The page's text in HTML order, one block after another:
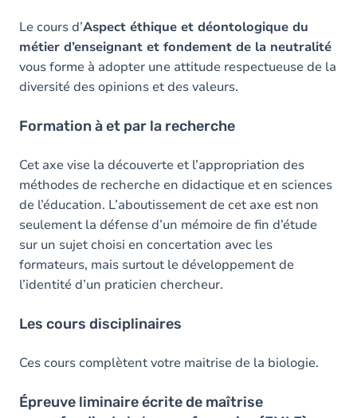
Le cours d’Aspect éthique et déontologique du
métier d’enseignant et fondement de la neutralité
vous forme à adopter une attitude respectueuse de la
diversité des opinions et des valeurs.
Formation à et par la recherche
Cet axe vise la découverte et l’appropriation des
méthodes de recherche en didactique et en sciences
de l’éducation. L’aboutissement de cet axe est non
seulement la défense d’un mémoire de fin d’étude
sur un sujet choisi en concertation avec les
formateurs, mais surtout le développement de
l’identité d’un praticien chercheur.
Les cours disciplinaires
Ces cours complètent votre maitrise de la biologie.
Épreuve liminaire écrite de maîtrise